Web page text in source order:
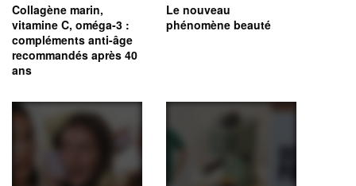
Collagène marin,
vitamine C, oméga‑3 :
compléments anti-âge
recommandés après 40
ans
Le nouveau
phénomène beauté